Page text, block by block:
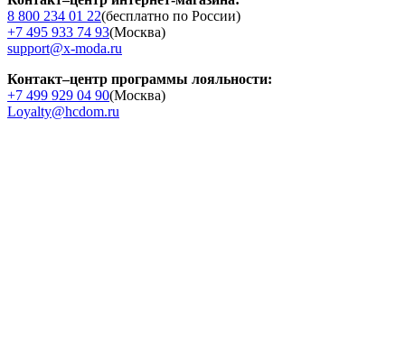
8 800 234 01 22(бесплатно по России)
+7 495 933 74 93(Москва)
support@x-moda.ru
Контакт–центр программы лояльности:
+7 499 929 04 90(Москва)
Loyalty@hcdom.ru